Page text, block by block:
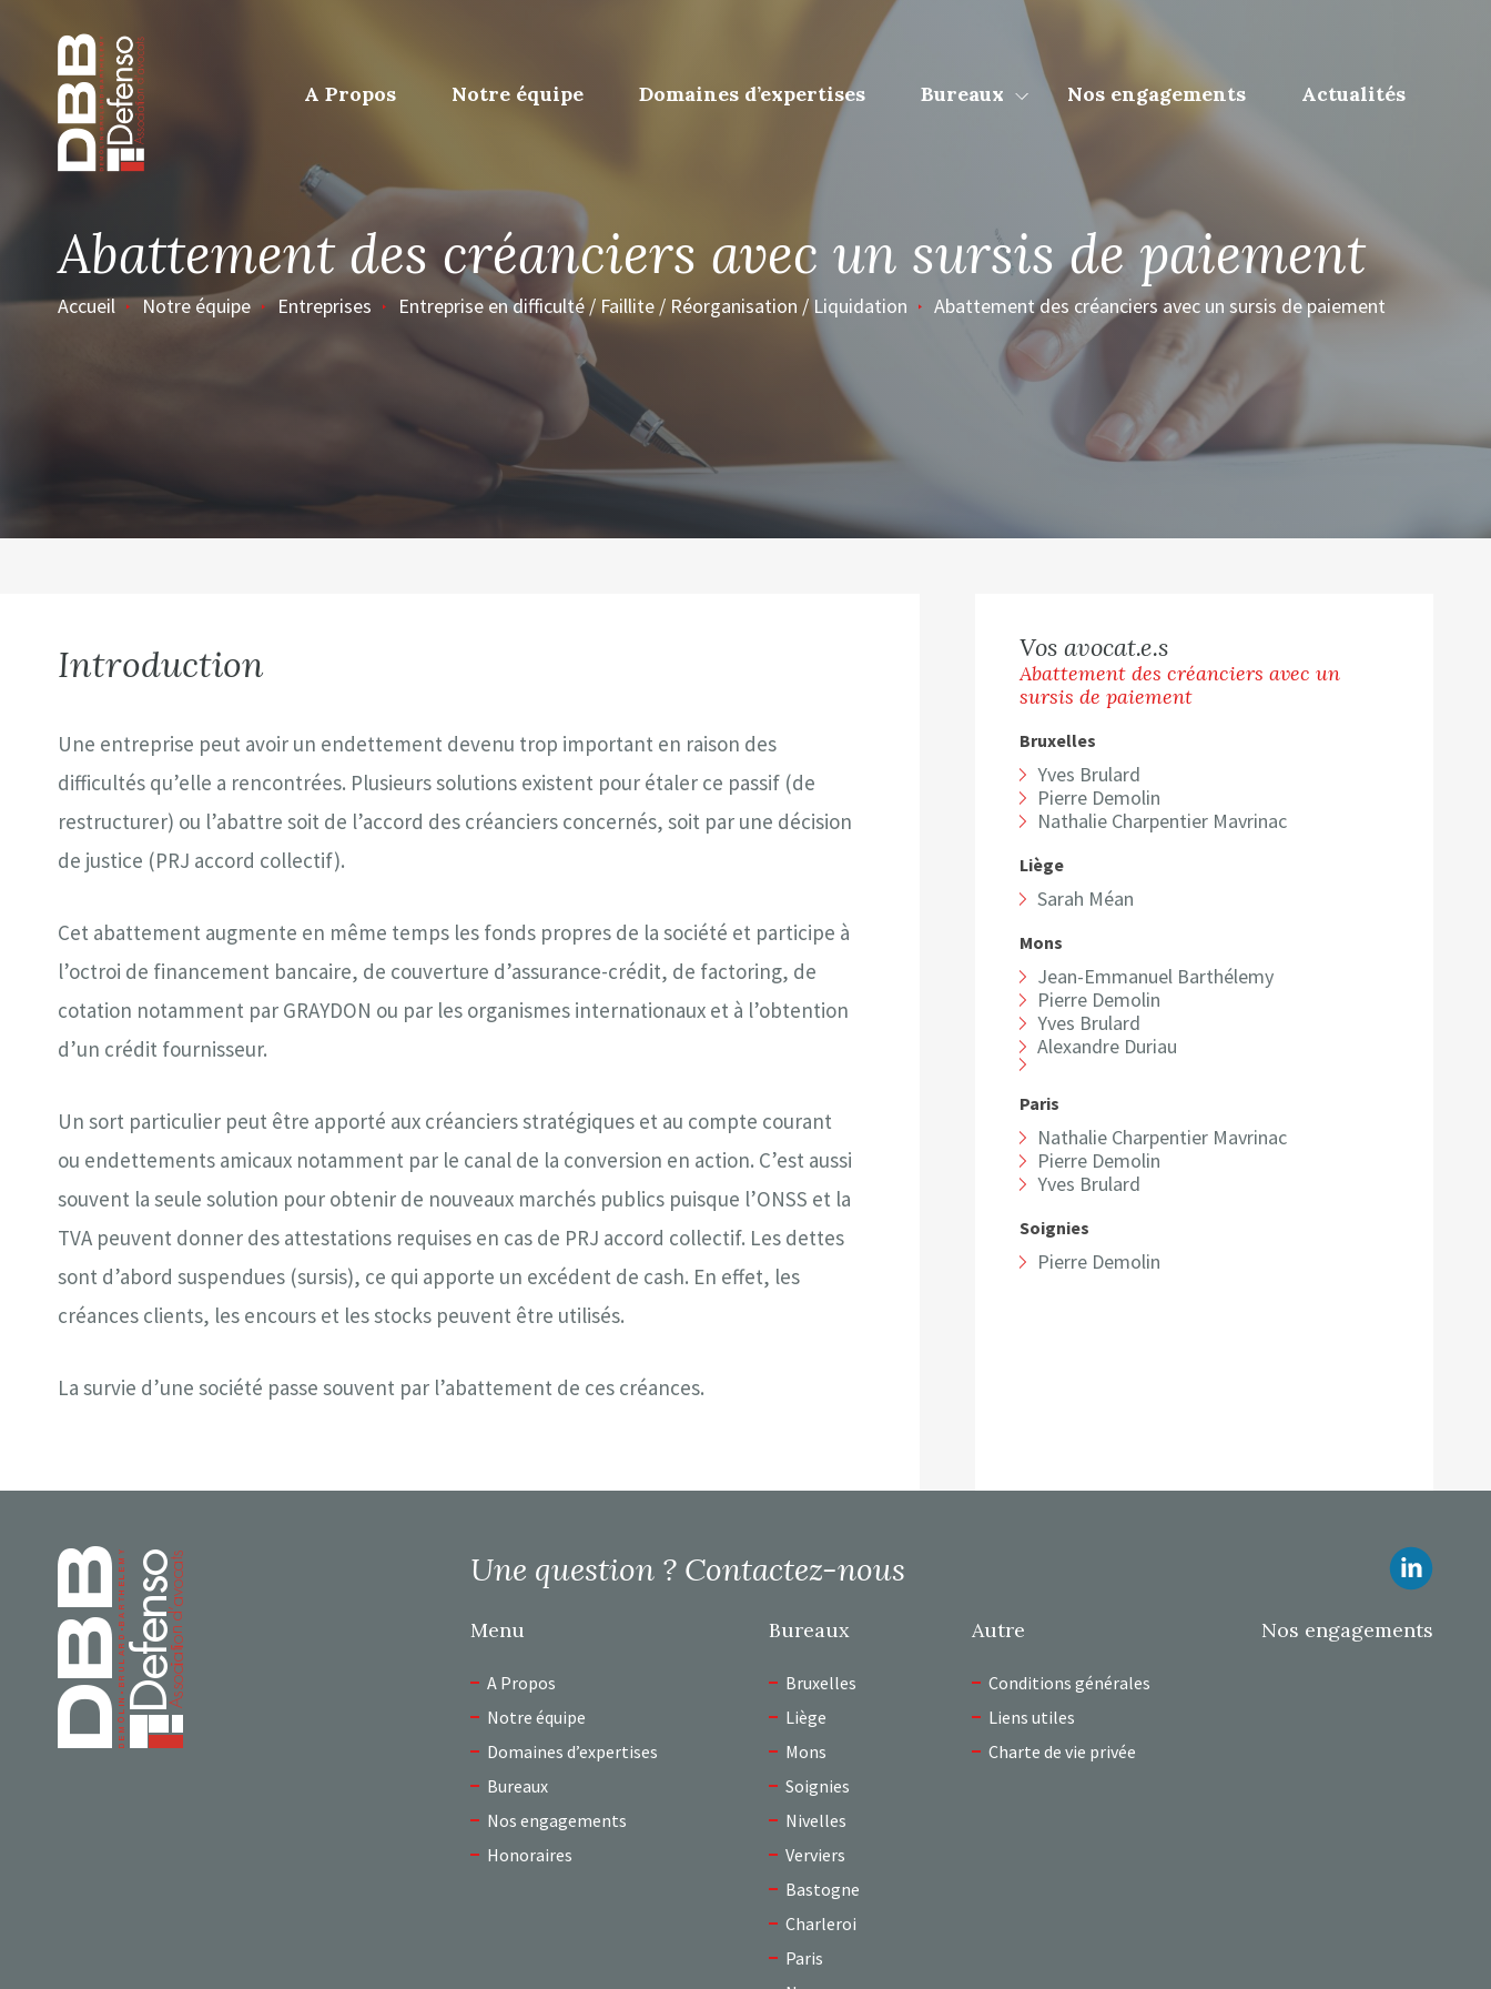
Page d’accueil
A Propos Notre équipe Domaines d’expertises Bureaux Nos engagements Actualités
Abattement des créanciers avec un sursis de paiement
Accueil Notre équipe Entreprises Entreprise en difficulté / Faillite / Réorganisation / Liquidation Abattement des créanciers avec un sursis de paiement
Introduction
Une entreprise peut avoir un endettement devenu trop important en raison des
difficultés qu’elle a rencontrées. Plusieurs solutions existent pour étaler ce passif (de
restructurer) ou l’abattre soit de l’accord des créanciers concernés, soit par une décision
de justice (PRJ accord collectif).
Cet abattement augmente en même temps les fonds propres de la société et participe à
l’octroi de financement bancaire, de couverture d’assurance-crédit, de factoring, de
cotation notamment par GRAYDON ou par les organismes internationaux et à l’obtention
d’un crédit fournisseur.
Un sort particulier peut être apporté aux créanciers stratégiques et au compte courant
ou endettements amicaux notamment par le canal de la conversion en action. C’est aussi
souvent la seule solution pour obtenir de nouveaux marchés publics puisque l’ONSS et la
TVA peuvent donner des attestations requises en cas de PRJ accord collectif. Les dettes
sont d’abord suspendues (sursis), ce qui apporte un excédent de cash. En effet, les
créances clients, les encours et les stocks peuvent être utilisés.
La survie d’une société passe souvent par l’abattement de ces créances.
Vos avocat.e.s
Abattement des créanciers avec un
sursis de paiement
Bruxelles
Yves Brulard
Pierre Demolin
Nathalie Charpentier Mavrinac
Liège
Sarah Méan
Mons
Jean-Emmanuel Barthélemy
Pierre Demolin
Yves Brulard
Alexandre Duriau
Paris
Nathalie Charpentier Mavrinac
Pierre Demolin
Yves Brulard
Soignies
Pierre Demolin
Page d’accueil Une question ? Contactez-nous
Menu
A Propos
Notre équipe
Domaines d’expertises
Bureaux
Nos engagements
Honoraires
Bureaux
Bruxelles
Liège
Mons
Soignies
Nivelles
Verviers
Bastogne
Charleroi
Paris
Autre
Conditions générales
Liens utiles
Charte de vie privée
Nos engagements